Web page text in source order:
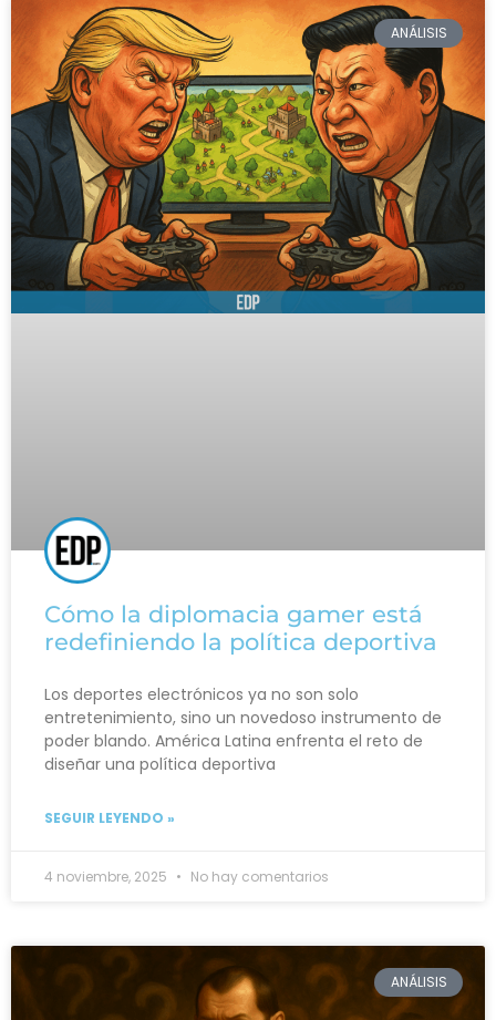
ANÁLISIS
Cómo la diplomacia gamer está
redefiniendo la política deportiva
Los deportes electrónicos ya no son solo
entretenimiento, sino un novedoso instrumento de
poder blando. América Latina enfrenta el reto de
diseñar una política deportiva
SEGUIR LEYENDO »
4 noviembre, 2025 No hay comentarios
ANÁLISIS